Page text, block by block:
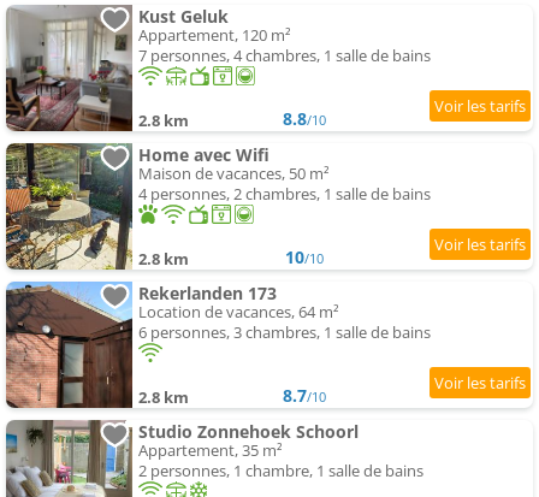
Kust Geluk
Appartement, 120 m²
7 personnes, 4 chambres, 1 salle de bains
2.8 km 8.8/10
Home avec Wifi
Maison de vacances, 50 m²
4 personnes, 2 chambres, 1 salle de bains
2.8 km 10/10
Rekerlanden 173
Location de vacances, 64 m²
6 personnes, 3 chambres, 1 salle de bains
2.8 km 8.7/10
Studio Zonnehoek Schoorl
Appartement, 35 m²
2 personnes, 1 chambre, 1 salle de bains